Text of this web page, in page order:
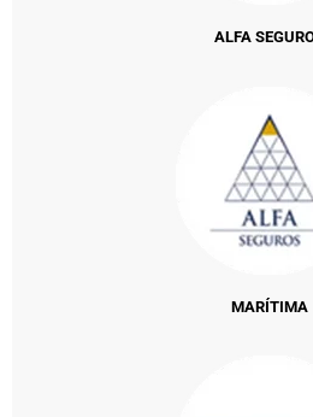
ALFA
MARÍTIMA